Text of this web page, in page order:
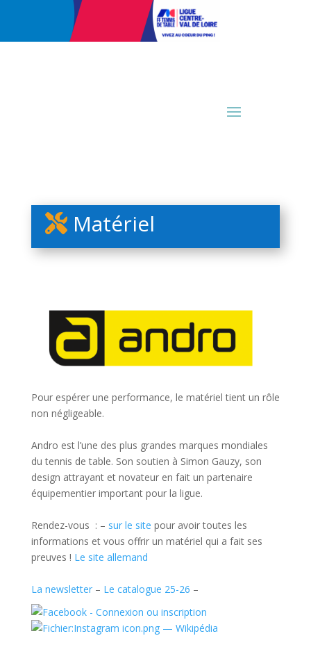
Matériel
Pour espérer une performance, le matériel tient un rôle
non négligeable.
Andro est l’une des plus grandes marques mondiales
du tennis de table. Son soutien à Simon Gauzy, son
design attrayant et novateur en fait un partenaire
équipementier important pour la ligue.
Rendez-vous : – sur le site pour avoir toutes les
informations et vous offrir un matériel qui a fait ses
preuves ! Le site allemand
La newsletter– Le catalogue 25-26 –